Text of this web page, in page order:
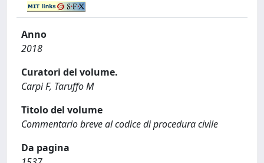
Anno
2018
Curatori del volume.
Carpi F, Taruffo M
Titolo del volume
Commentario breve al codice di procedura civile
Da pagina